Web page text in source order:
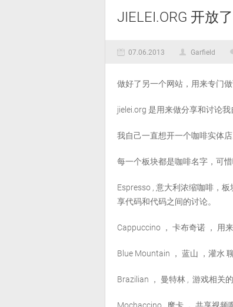
JIELEI.ORG 开放了
07.06.2013 Garfield
做好了另一个网站，用来专门
jielei.org 是用来做分享和讨论我
我自己一直想开一个咖啡实体
每一个板块都是咖啡名字，可
Espresso , 意大利浓缩咖啡，
享代码和代码之间的讨论。
Cappuccino ， 卡布奇诺 ， 用
Blue Mountain ， 蓝山 ，灌水
Brazilian ， 曼特林 , 游戏相关